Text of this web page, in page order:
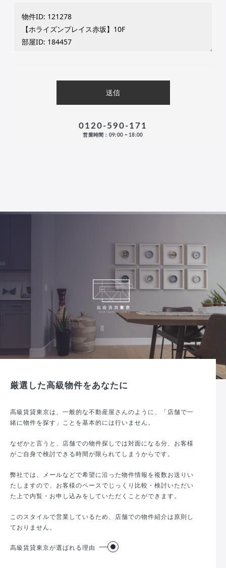
0120-590-171
営業時間：09:00 ~ 18:00
厳選した高級物件をあなたに
高級賃貸東京は、一般的な不動産屋さんのように、「店舗で一
緒に物件を探す」ことを基本的には行いません。
なぜかと言うと、店舗での物件探しでは対面になる分、お客様
がご自身で検討できる時間が限られてしまうからです。
弊社では、メールなどで希望に沿った物件情報を複数お送りい
たしますので、お客様のペースでじっくり比較・検討いただい
た上で内覧・お申し込みをしていただくことができます。
このスタイルで営業しているため、店舗での物件紹介は原則し
ておりません。
高級賃貸東京が選ばれる理由